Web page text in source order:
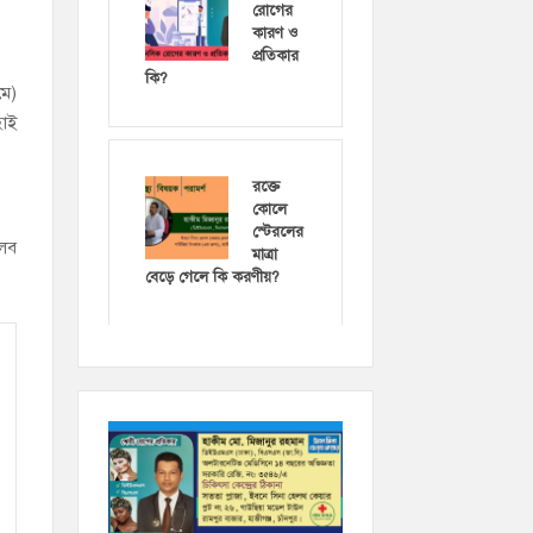
রোগের
কারণ ও
প্রতিকার
কি?
রক্তে
কোলে
স্টেরলের
মাত্রা
বেড়ে গেলে কি করণীয়?